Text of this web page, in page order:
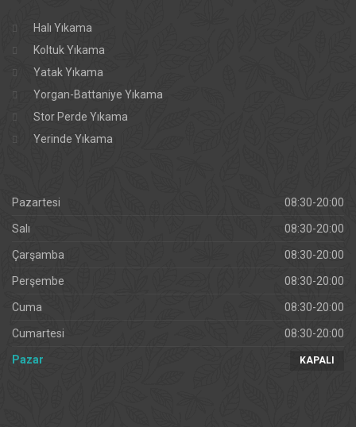
Halı Yıkama
Koltuk Yıkama
Yatak Yıkama
Yorgan-Battaniye Yıkama
Stor Perde Yıkama
Yerinde Yıkama
Pazartesi 08:30-20:00
Salı 08:30-20:00
Çarşamba 08:30-20:00
Perşembe 08:30-20:00
Cuma 08:30-20:00
Cumartesi 08:30-20:00
Pazar KAPALI